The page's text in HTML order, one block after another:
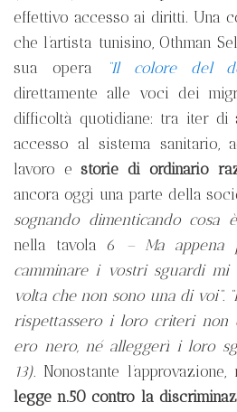
effettivo accesso ai diritti. Una
che l’artista tunisino, Othman
sua opera
“Il colore del
direttamente alle voci dei
difficoltà quotidiane: tra iter di
accesso al sistema sanitario,
lavoro estorie di ordinario
ancora oggi una parte della
sognando dimenticando cosa
nella tavola 6 – Ma appena
camminare i vostri sguardi
volta che non sono una di voi”.
rispettassero i loro criteri non
ero nero, né alleggerì i loro
13). Nonostante l’approvazione,
legge n.50 contro la